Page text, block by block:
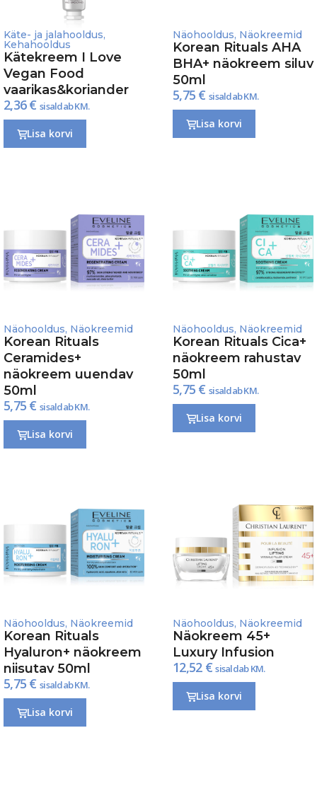
Käte- ja jalahooldus,
Kehahooldus
Kätekreem I Love
Vegan Food
vaarikas&koriander
2,36€ sisaldab KM.
Lisa korvi
Näohooldus, Näokreemid
Korean Rituals AHA
BHA+ näokreem siluv
50ml
5,75 € sisaldab KM.
Lisa korvi
Näohooldus, Näokreemid
Korean Rituals
Ceramides+
näokreem uuendav
50ml
5,75 € sisaldab KM.
Lisa korvi
Näohooldus, Näokreemid
Korean Rituals Cica+
näokreem rahustav
50ml
5,75 € sisaldab KM.
Lisa korvi
Näohooldus, Näokreemid
Korean Rituals
Hyaluron+ näokreem
niisutav 50ml
5,75 € sisaldab KM.
Lisa korvi
Näohooldus, Näokreemid
Näokreem 45+
Luxury Infusion
12,52 € sisaldab KM.
Lisa korvi